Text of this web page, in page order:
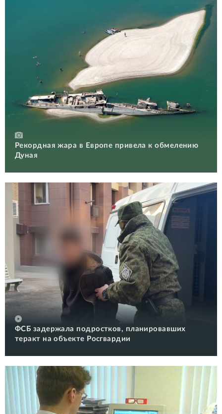
Рекордная жара в Европе привела к обмелению
Дуная
ФСБ задержала подростков, планировавших
теракт на объекте Росгвардии